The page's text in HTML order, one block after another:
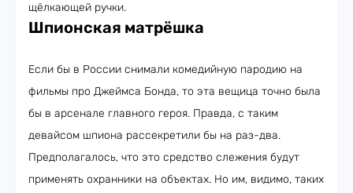
щёлкающей ручки.
Шпионская матрёшка
Если бы в России снимали комедийную пародию на
фильмы про Джеймса Бонда, то эта вещица точно была
бы в арсенале главного героя. Правда, с таким
девайсом шпиона рассекретили бы на раз-два.
Предполагалось, что это средство слежения будут
применять охранники на объектах. Но им, видимо, таких